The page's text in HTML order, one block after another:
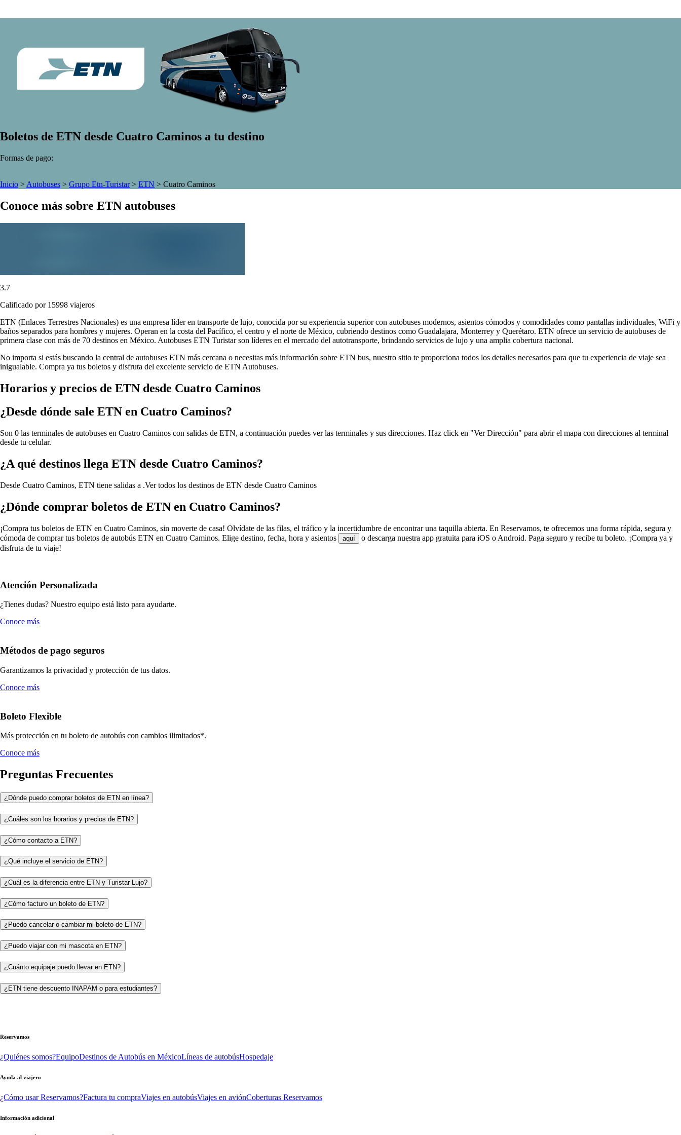
Boletos de ETN desde Cuatro Caminos a tu destino
Formas de pago:
Inicio > Autobuses > Grupo Etn-Turistar> ETN > Cuatro Caminos
Conoce más sobre ETN autobuses
3.7
Calificado por 15998 viajeros
ETN (Enlaces Terrestres Nacionales) es una empresa líder en transporte de lujo, conocida por su experiencia superior con autobuses modernos, asientos cómodos y comodidades como pantallas individuales, WiFi y
baños separados para hombres y mujeres. Operan en la costa del Pacífico, el centro y el norte de México, cubriendo destinos como Guadalajara, Monterrey y Querétaro. ETN ofrece un servicio de autobuses de
primera clase con más de 70 destinos en México. Autobuses ETN Turistar son líderes en el mercado del autotransporte, brindando servicios de lujo y una amplia cobertura nacional.
No importa si estás buscando la central de autobuses ETN más cercana o necesitas más información sobre ETN bus, nuestro sitio te proporciona todos los detalles necesarios para que tu experiencia de viaje sea
inigualable. Compra ya tus boletos y disfruta del excelente servicio de ETN Autobuses.
Horarios y precios de ETN desde Cuatro Caminos
¿Desde dónde sale ETN en Cuatro Caminos?
Son 0 las terminales de autobuses en Cuatro Caminos con salidas de ETN, a continuación puedes ver las terminales y sus direcciones. Haz click en "Ver Dirección" para abrir el mapa con direcciones al terminal
desde tu celular.
¿A qué destinos llega ETN desde Cuatro Caminos?
Desde Cuatro Caminos, ETN tiene salidas a .Ver todos los destinos de ETN desde Cuatro Caminos
¿Dónde comprar boletos de ETN en Cuatro Caminos?
¡Compra tus boletos de ETN en Cuatro Caminos, sin moverte de casa! Olvídate de las filas, el tráfico y la incertidumbre de encontrar una taquilla abierta. En Reservamos, te ofrecemos una forma rápida, segura y
cómoda de comprar tus boletos de autobús ETN en Cuatro Caminos. Elige destino, fecha, hora y asientos
aquí
o descarga nuestra app gratuita para iOS o Android. Paga seguro y recibe tu boleto. ¡Compra ya y
disfruta de tu viaje!
Atención Personalizada
¿Tienes dudas? Nuestro equipo está listo para ayudarte.
Conoce más
Métodos de pago seguros
Garantizamos la privacidad y protección de tus datos.
Conoce más
Boleto Flexible
Más protección en tu boleto de autobús con cambios ilimitados*.
Conoce más
Preguntas Frecuentes
¿Dónde puedo comprar boletos de ETN en línea?
¿Cuáles son los horarios y precios de ETN?
¿Cómo contacto a ETN?
¿Qué incluye el servicio de ETN?
¿Cuál es la diferencia entre ETN y Turistar Lujo?
¿Cómo facturo un boleto de ETN?
¿Puedo cancelar o cambiar mi boleto de ETN?
¿Puedo viajar con mi mascota en ETN?
¿Cuánto equipaje puedo llevar en ETN?
¿ETN tiene descuento INAPAM o para estudiantes?
Reservamos
¿Quiénes somos?EquipoDestinos de Autobús en MéxicoLíneas de autobúsHospedaje
Ayuda al viajero
¿Cómo usar Reservamos?Factura tu compraViajes en autobúsViajes en aviónCoberturas Reservamos
Información adicional